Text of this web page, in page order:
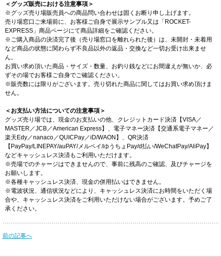
＜グッズ販売における注意事項＞
※グッズ売り場販売員への商品問い合わせは固くお断り申し上げます。
売り場窓口ご来場前に、お客様ご自身で展示サンプル又は「ROCKET-
EXPRESS」商品ページにて商品詳細をご確認ください。
※ご購入商品の決済完了後（売り場窓口を離れられた後）は、未開封・未着用
など商品の状態に関わらず不良品以外の返品・交換など一切お受け出来ませ
ん。
お買い求め頂いた商品・サイズ・数量、お釣り銭などにお間違えが無いか、必
ずその場でお客様ご自身でご確認ください。
※販売数には限りがございます。売り切れた商品に関してはお買い求め頂けま
せん。
＜お支払い方法についての注意事項＞
グッズ売り場では、現金のお支払いの他、クレジットカード決済【VISA／
MASTER／JCB／American Express】、電子マネー決済【交通系電子マネー／
楽天Edy／nanaco／QUICPay／iD/WAON】、QR決済
【PayPay/LINEPAY/auPAY/メルペイ/ゆうちょPay/d払い/WeChatPay/AliPay】
などキャッシュレス決済もご利用いただけます。
※売場でのチャージはできませんので、事前に残高のご確認、及びチャージを
お願いします。
※各種キャッシュレス決済、現金の併用払いはできません。
※電波状況、通信状況などにより、キャッシュレス決済にお時間をいただく場
合や、キャッシュレス決済をご利用いただけない場合がございます。予めご了
承ください。
前の記事へ